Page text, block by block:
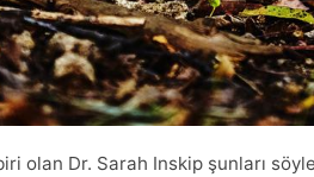
olan Dr. Sarah Inskip şunları